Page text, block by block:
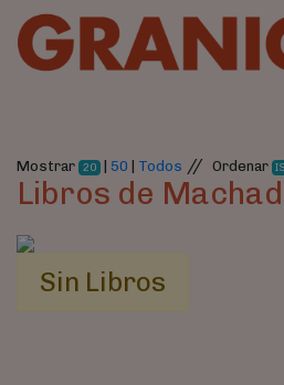
Mostrar 20 | 50 Todos // Ordenar
Libros de
Sin Libros